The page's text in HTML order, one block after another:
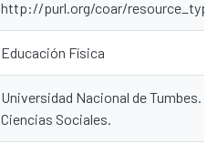
http://purl.org/coar/
Educación Física
Universidad Nacional de Tumbes.
Ciencias Sociales.